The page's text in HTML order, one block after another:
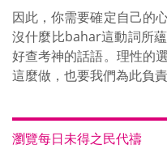
因此，你需要確定自己的
沒什麼比bahar這動詞所
好查考神的話語。理性的
這麼做，也要我們為此負
瀏覽每日未得之民代禱